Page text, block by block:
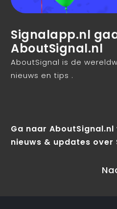
Signalapp.nl
AboutSignal.nl
AboutSignal is de
nieuws en tips .
Ga naar
nieuws & updates over